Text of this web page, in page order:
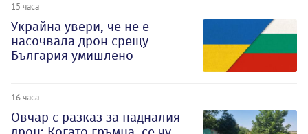
15 часа
Украйна увери, че не е
насочвала дрон срещу
България умишлено
16 часа
Овчар с разказ за падналия